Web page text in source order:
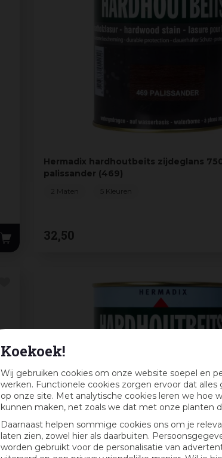
Koekoek!
Wij gebruiken cookies om onze website soepel en
werken. Functionele cookies zorgen ervoor dat
op onze site. Met analytische cookies leren we hoe
kunnen maken, net zoals we dat met onze planten
Daarnaast helpen sommige cookies ons om je
laten zien, zowel hier als daarbuiten.
worden gebruikt voor de personalisatie van
Hermadix hardhoutbeits zijdeglans
palissander (469)
32,50
2 Maten 5 Kleuren